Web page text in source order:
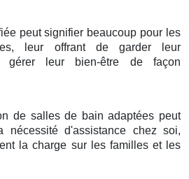
peut signifier beaucoup pour les
leur offrant de garder leur
gérer leur bien-être de façon
de salles de bain adaptées peut
nécessité d'assistance chez soi,
la charge sur les familles et les